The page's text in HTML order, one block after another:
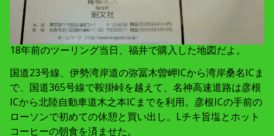
18年前のツーリング当日、福井で購入した地図だよ。
国道23号線、伊勢湾岸道の弥冨木曽岬ICから湾岸桑名ICま
で、国道365号線で鞍掛峠を越えて、名神高速道路は彦根
ICから北陸自動車道木之本ICまでを利用。彦根ICの手前の
ローソンで初めての休憩と買い出し。Lチキ旨塩とホット
コーヒーの朝食を済ませた。